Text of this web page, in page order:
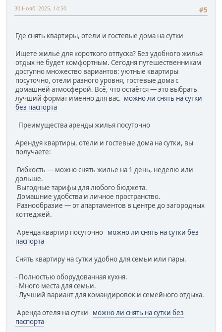
#5
30 Нояб. 2025, 14:50
Где снять квартиры, отели и гостевые дома на сутки
Ищете жильё для короткого отпуска? Без удобного жилья
отдых не будет комфортным. Сегодня путешественникам
доступно множество вариантов: уютные квартиры
посуточно, отели разного уровня, гостевые дома с
домашней атмосферой. Всё, что остаётся — это выбрать
лучший формат именно для вас. можно ли снять на сутки
без паспорта
Преимущества аренды жилья посуточно
Арендуя квартиры, отели и гостевые дома на сутки, вы
получаете:
Гибкость — можно снять жильё на 1 день, неделю или
дольше.
Выгодные тарифы для любого бюджета.
Домашние удобства и личное пространство.
Разнообразие — от апартаментов в центре до загородных
коттеджей.
Аренда квартир посуточно можно ли снять на сутки без
паспорта
Снять квартиру на сутки удобно для семьи или пары.
- Полностью оборудованная кухня.
- Много места для семьи.
- Лучший вариант для командировок и семейного отдыха.
Аренда отеля на сутки можно ли снять на сутки без
паспорта